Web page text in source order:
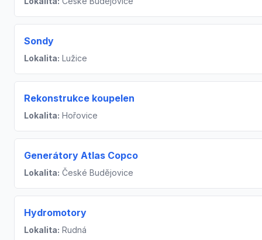
Sondy
Lokalita: Lužice
Rekonstrukce koupelen
Lokalita: Hořovice
Generátory Atlas Copco
Lokalita: České Budějovice
Hydromotory
Lokalita: Rudná